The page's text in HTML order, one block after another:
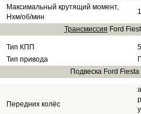
Максимальный крутящий момент,
Нхм/об/мин
Трансмиссия Ford
Тип КПП
Тип привода
Подвеска Ford
Передних колёс